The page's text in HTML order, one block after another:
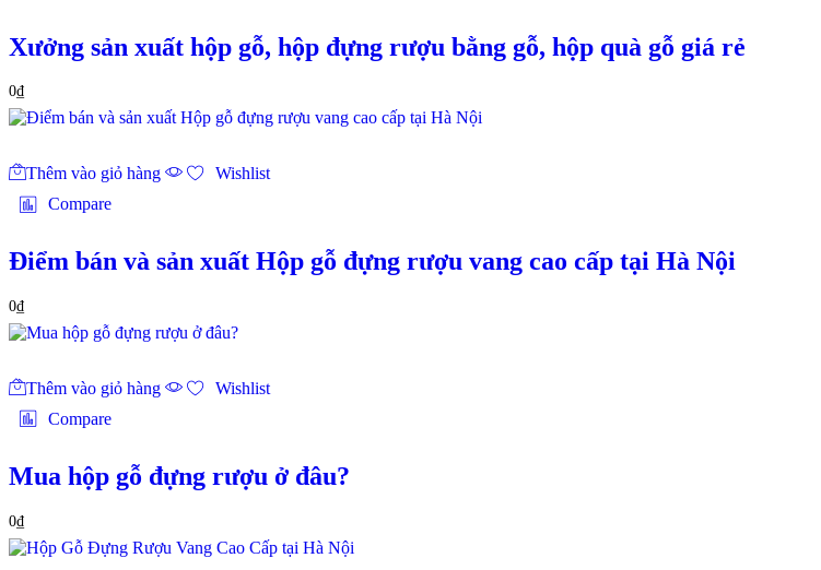
Xưởng sản xuất hộp gỗ, hộp đựng rượu bằng gỗ, hộp quà gỗ giá rẻ
0₫
Thêm vào giỏ hàng
Wishlist
Compare
Điểm bán và sản xuất Hộp gỗ đựng rượu vang cao cấp tại Hà Nội
0₫
Thêm vào giỏ hàng
Wishlist
Compare
Mua hộp gỗ đựng rượu ở đâu?
0₫